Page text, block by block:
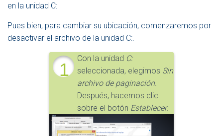
en la unidad C:
Pues bien, para cambiar su ubicación, comenzaremos por
desactivar el archivo de la unidad C:.
1
Con la unidad C:
seleccionada, elegimos Sin
archivo de paginación
Después, hacemos clic
sobre el botón Establecer.